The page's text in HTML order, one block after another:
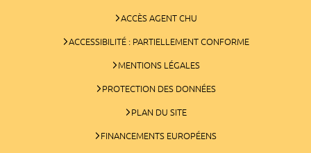
ACCÈS AGENT CHU
ACCESSIBILITÉ : PARTIELLEMENT CONFORME
MENTIONS LÉGALES
PROTECTION DES DONNÉES
PLAN DU SITE
FINANCEMENTS EUROPÉENS